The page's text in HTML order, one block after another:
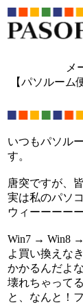
メ
【パソルー
いつもパソル
す。
唐突ですが、
実は私のパソ
ウィーーーー
Win7 → Win8
よ買い換えな
かかるんだよ
壊れちゃって
と、なんと！